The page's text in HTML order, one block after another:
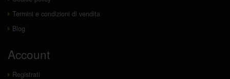
Termini e condizioni di vendita
Blog
Account
Registrati